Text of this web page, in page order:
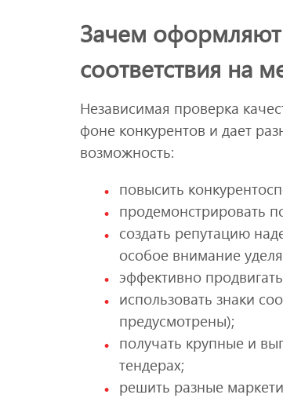
Зачем
соответствия на
Независимая проверка
фоне конкурентов и дает
возможность:
повысить
продемонстрировать
создать репутацию
особое внимание
эффективно
использовать знаки
предусмотрены);
получать крупные и
тендерах;
решить разные